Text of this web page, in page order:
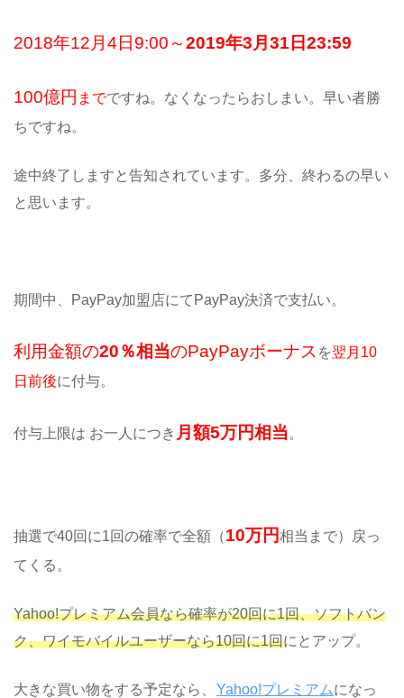
2018年12月4日9:00～2019年3月31日23:59
100億円 までですね。なくなったらおしまい。早い者勝
ちですね。
途中終了しますと告知されています。多分、終わるの早い
と思います。
期間中、PayPay加盟店にてPayPay決済で支払い。
利用金額の20％相当のPayPayボーナス を翌月10
日前後に付与。
付与上限は お一人につき 月額5万円相当 。
抽選で40回に1回の確率で全額（10万円相当まで）戻っ
てくる。
Yahoo!プレミアム会員なら確率が20回に1回、ソフトバン
ク、ワイモバイルユーザーなら10回に1回にとアップ。
大きな買い物をする予定なら、 Yahoo!プレミアムになっ